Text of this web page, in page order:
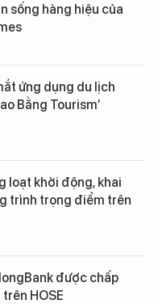
sống hàng hiệu của
ứng dụng du lịch
Bằng Tourism’
loạt khởi động, khai
trình trọng điểm trên
được chấp
HOSE